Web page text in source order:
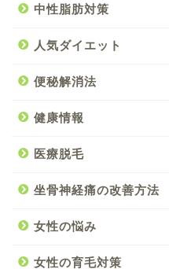
中性脂肪対策
人気ダイエット
便秘解消法
健康情報
医療脱毛
坐骨神経痛の改善方法
女性の悩み
女性の育毛対策